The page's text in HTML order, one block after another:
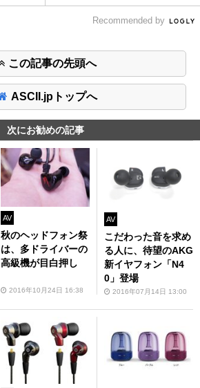
Recommended by
この記事の先頭へ
ASCII.jpトップへ
次にお勧めの記事
AV
秋のヘッドフォン祭
は、多ドライバーの
高級機が目白押し
2016年10月24日 16:38
AV
こだわった音を求め
る人に、待望のAKG
新イヤフォン「N4
0」登場
2016年07月14日 13:00